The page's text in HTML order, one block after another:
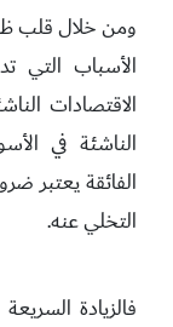
ومن خلال قلب
الأسباب التي
الاقتصادات
الناشئة في
الفائقة يعتبر
التخلي عنه.
فالزيادة